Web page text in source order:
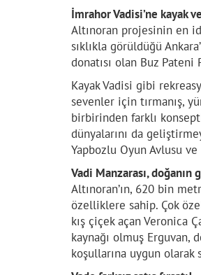
İmrahor Vadisi’ne kayak
Altınoran projesinin en
sıklıkla görüldüğü
donatısı olan Buz
Kayak Vadisi gibi
sevenler için tırmanış,
birbirinden farklı
dünyalarını da
Yapbozlu Oyun Avlusu
Vadi Manzarası, doğanın
Altınoran’ın, 620 bin
özelliklere sahip. Çok
kış çiçek açan Veronica
kaynağı olmuş
koşullarına uygun olarak